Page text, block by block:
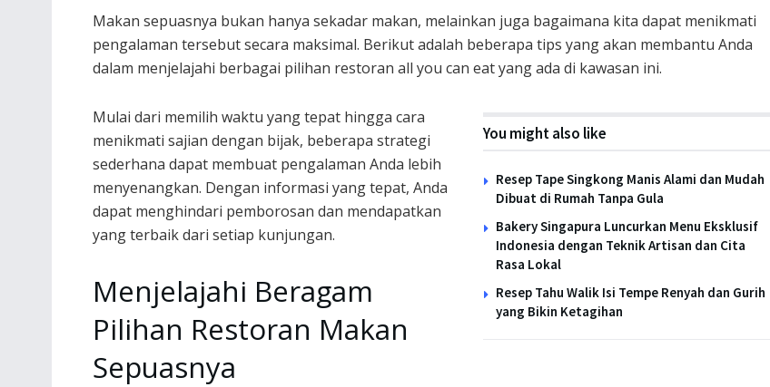
Makan sepuasnya bukan hanya sekadar makan, melainkan juga bagaimana kita dapat menikmati
pengalaman tersebut secara maksimal. Berikut adalah beberapa tips yang akan membantu Anda
dalam menjelajahi berbagai pilihan restoran all you can eat yang ada di kawasan ini.
You might also like
Resep Tape Singkong Manis Alami dan Mudah
Dibuat di Rumah Tanpa Gula
Bakery Singapura Luncurkan Menu Eksklusif
Indonesia dengan Teknik Artisan dan Cita
Rasa Lokal
Resep Tahu Walik Isi Tempe Renyah dan Gurih
yang Bikin Ketagihan
Mulai dari memilih waktu yang tepat hingga cara
menikmati sajian dengan bijak, beberapa strategi
sederhana dapat membuat pengalaman Anda lebih
menyenangkan. Dengan informasi yang tepat, Anda
dapat menghindari pemborosan dan mendapatkan
yang terbaik dari setiap kunjungan.
Menjelajahi Beragam
Pilihan Restoran Makan
Sepuasnya